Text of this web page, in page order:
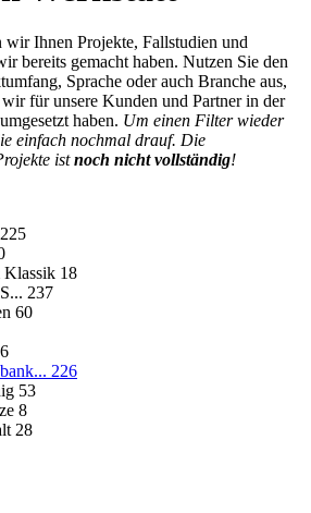
wir Ihnen Projekte, Fallstudien und
bereits gemacht haben. Nutzen Sie den
Sprache oder auch Branche aus,
für unsere Kunden und Partner in der
haben. Um einen Filter wieder
einfach nochmal drauf. Die
istnoch nicht vollständig!
225
Klassik 18
237
60
226
53
8
28